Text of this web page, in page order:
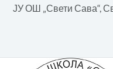
ЈУ ОШ „Свети Сава“,